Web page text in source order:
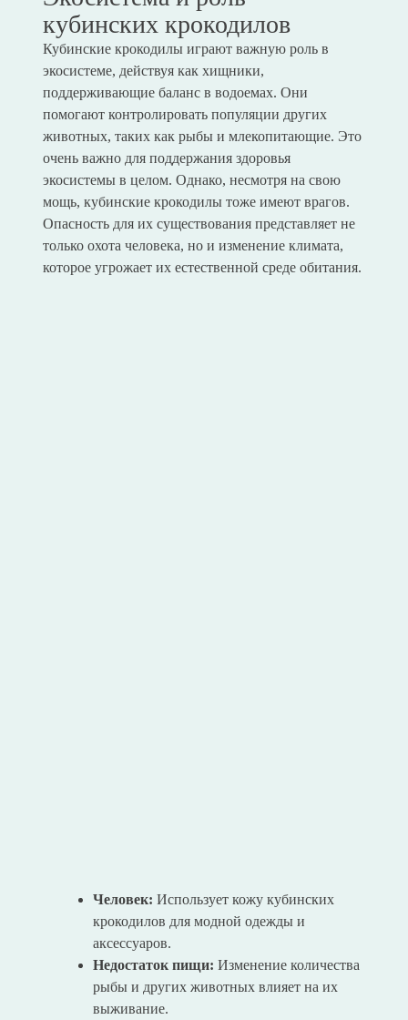
кубинских крокодилов
Кубинские крокодилы играют важную роль в
экосистеме, действуя как хищники,
поддерживающие баланс в водоемах. Они
помогают контролировать популяции других
животных, таких как рыбы и млекопитающие. Это
очень важно для поддержания здоровья
экосистемы в целом. Однако, несмотря на свою
мощь, кубинские крокодилы тоже имеют врагов.
Опасность для их существования представляет не
только охота человека, но и изменение климата,
которое угрожает их естественной среде обитания.
Человек: Использует кожу кубинских
крокодилов для модной одежды и
аксессуаров.
Недостаток пищи: Изменение количества
рыбы и других животных влияет на их
выживание.